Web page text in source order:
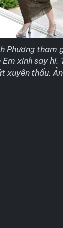
Phương tham
xinh say hi.
xuyên thấu.